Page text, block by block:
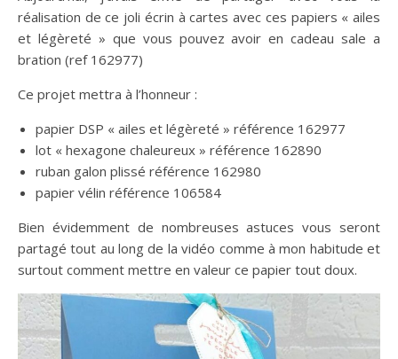
réalisation de ce joli écrin à cartes avec ces papiers « ailes
et légèreté » que vous pouvez avoir en cadeau sale a
bration (ref 162977)
Ce projet mettra à l’honneur :
papier DSP « ailes et légèreté » référence 162977
lot « hexagone chaleureux » référence 162890
ruban galon plissé référence 162980
papier vélin référence 106584
Bien évidemment de nombreuses astuces vous seront
partagé tout au long de la vidéo comme à mon habitude et
surtout comment mettre en valeur ce papier tout doux.